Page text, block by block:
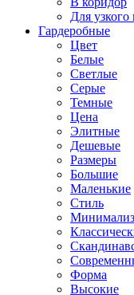
Для узкого
Гардеробные
Цвет
Белые
Светлые
Серые
Темные
Цена
Элитные
Дешевые
Размеры
Большие
Маленькие
Стиль
Форма
Высокие